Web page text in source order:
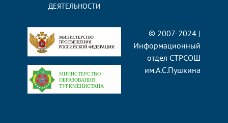
ДЕЯТЕЛЬНОСТИ
© 2007-2024 |
Информационный
отдел СТРСОШ
им.А.С.Пушкина